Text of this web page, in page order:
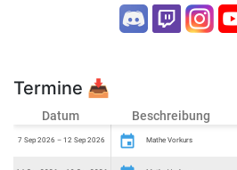
Termine 📥